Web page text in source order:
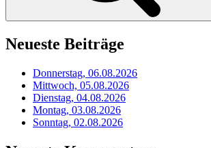
Neueste Beiträge
Donnerstag, 06.08.2026
Mittwoch, 05.08.2026
Dienstag, 04.08.2026
Montag, 03.08.2026
Sonntag, 02.08.2026